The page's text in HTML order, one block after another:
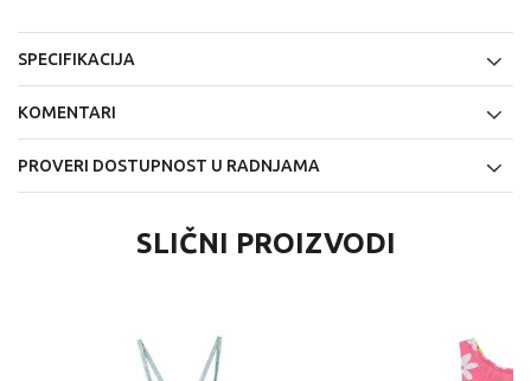
SPECIFIKACIJA
KOMENTARI
PROVERI DOSTUPNOST U RADNJAMA
SLIČNI PROIZVODI